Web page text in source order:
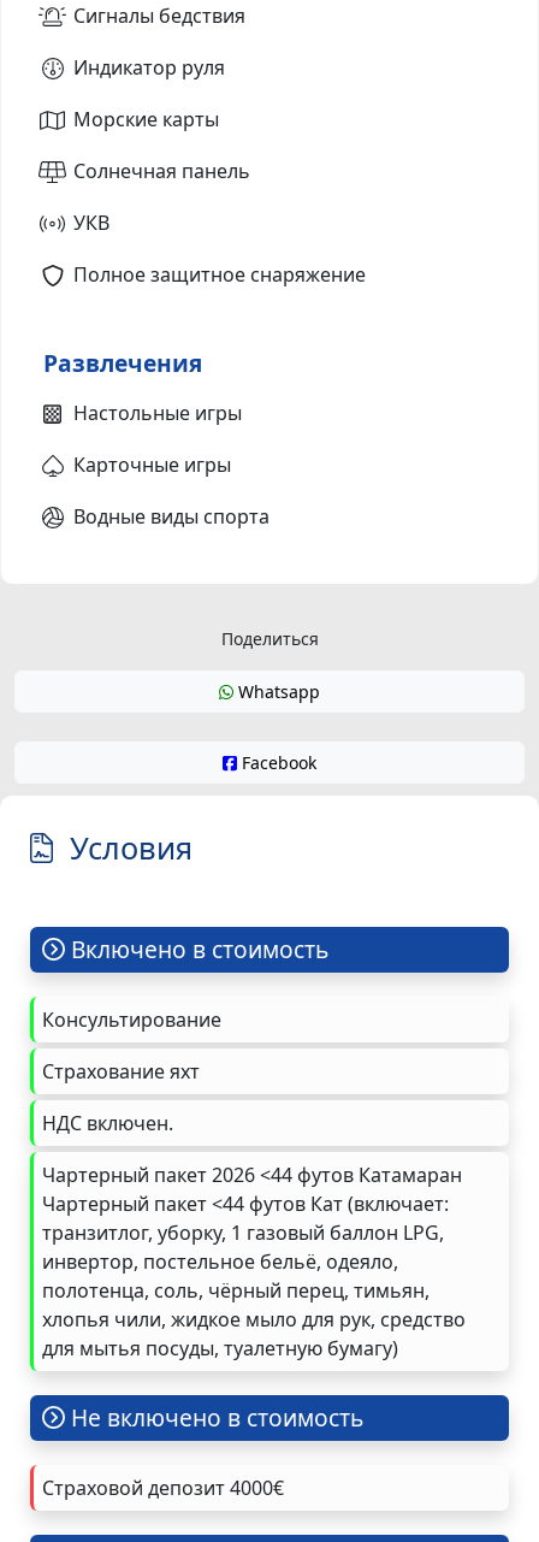
Сигналы бедствия
Индикатор руля
Морские карты
Солнечная панель
УКВ
Полное защитное снаряжение
Развлечения
Настольные игры
Карточные игры
Водные виды спорта
Поделиться
Whatsapp
Facebook
Условия
Включено в стоимость
Консультирование
Страхование яхт
НДС включен.
Чартерный пакет 2026 <44 футов Катамаран
Чартерный пакет <44 футов Кат (включает:
транзитлог, уборку, 1 газовый баллон LPG,
инвертор, постельное бельё, одеяло,
полотенца, соль, чёрный перец, тимьян,
хлопья чили, жидкое мыло для рук, средство
для мытья посуды, туалетную бумагу)
Не включено в стоимость
Страховой депозит 4000€